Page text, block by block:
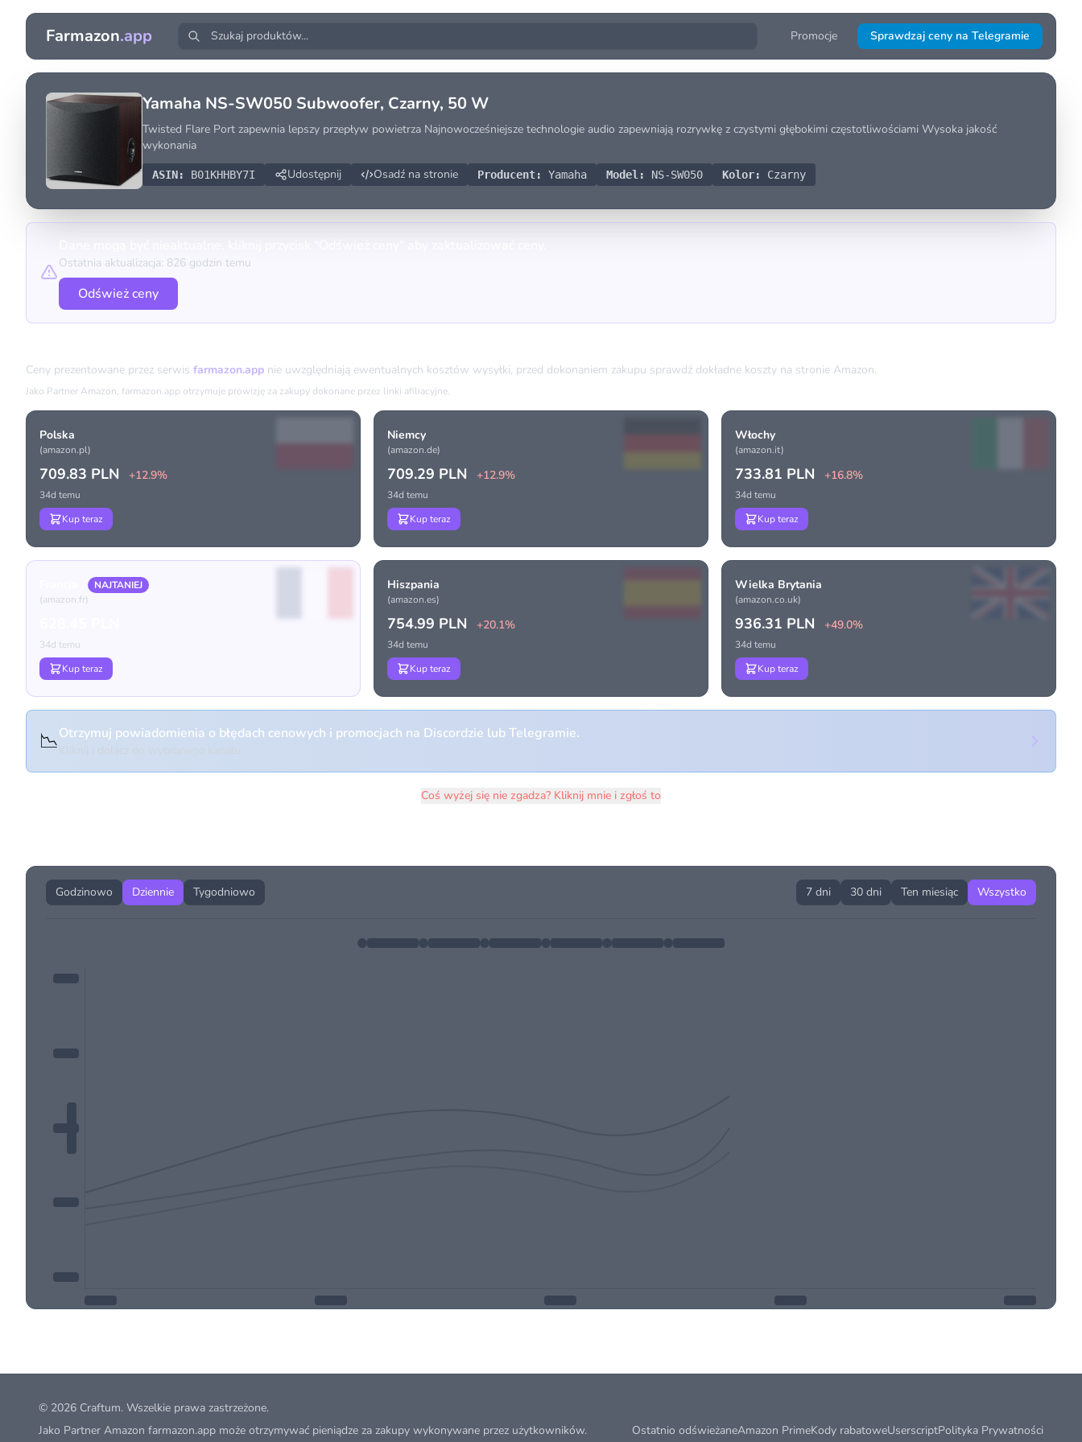
Farmazon.app Promocje Sprawdzaj ceny na Telegramie
Yamaha NS-SW050 Subwoofer, Czarny, 50 W
Twisted Flare Port zapewnia lepszy przepływ powietrza Najnowocześniejsze technologie audio zapewniają rozrywkę z czystymi głębokimi częstotliwościami Wysoka jakość
wykonania
ASIN: B01KHHBY7I Udostępnij Osadź na stronie Producent: Yamaha Model: NS-SW050 Kolor: Czarny
Ostatnia aktualizacja: 826 godzin temu
Odśwież ceny
Ceny prezentowane przez serwis farmazon.app nie uwzględniają ewentualnych kosztów wysyłki, przed dokonaniem zakupu sprawdź dokładne koszty na stronie Amazon.
Jako Partner Amazon, farmazon.app otrzymuje prowizję za zakupy dokonane przez linki afiliacyjne.
Polska
(amazon.pl)
709.83 PLN +12.9%
34d temu
Kup teraz
Niemcy
(amazon.de)
709.29 PLN +12.9%
34d temu
Kup teraz
Włochy
(amazon.it)
733.81 PLN +16.8%
34d temu
Kup teraz
NAJTANIEJ
(amazon.fr)
34d temu
Kup teraz
Hiszpania
(amazon.es)
754.99 PLN +20.1%
34d temu
Kup teraz
Wielka Brytania
(amazon.co.uk)
936.31 PLN +49.0%
34d temu
Kup teraz
📉Otrzymuj powiadomienia o błędach cenowych i promocjach na Discordzie lub Telegramie.
Coś wyżej się nie zgadza? Kliknij mnie i zgłoś to
Godzinowo Dziennie Tygodniowo 7 dni 30 dni Ten miesiąc Wszystko
© 2026 Craftum. Wszelkie prawa zastrzeżone.
Jako Partner Amazon farmazon.app może otrzymywać pieniądze za zakupy wykonywane przez użytkowników.
Ostatnio odświeżaneAmazon PrimeKody rabatoweUserscriptPolityka Prywatności